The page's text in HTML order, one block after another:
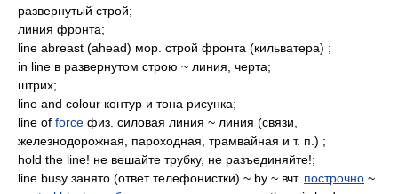
развернутый строй;
линия фронта;
line abreast (ahead) мор. строй фронта (кильватера) ;
in line в развернутом строю ~ линия, черта;
штрих;
line and colour контур и тона рисунка;
line of force физ. силовая линия ~ линия (связи,
железнодорожная, пароходная, трамвайная и т. п.) ;
hold the line! не вешайте трубку, не разъединяйте!;
line busy занято (ответ телефонистки) ~ by ~ вчт. построчно ~